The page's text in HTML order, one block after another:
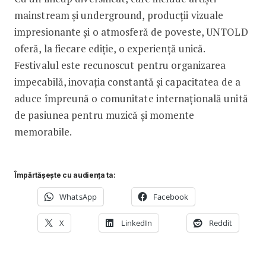
mainstream și underground, producții vizuale
impresionante și o atmosferă de poveste, UNTOLD
oferă, la fiecare ediție, o experiență unică.
Festivalul este recunoscut pentru organizarea
impecabilă, inovația constantă și capacitatea de a
aduce împreună o comunitate internațională unită
de pasiunea pentru muzică și momente
memorabile.
Împărtășește cu audiența ta:
WhatsApp Facebook
X LinkedIn Reddit